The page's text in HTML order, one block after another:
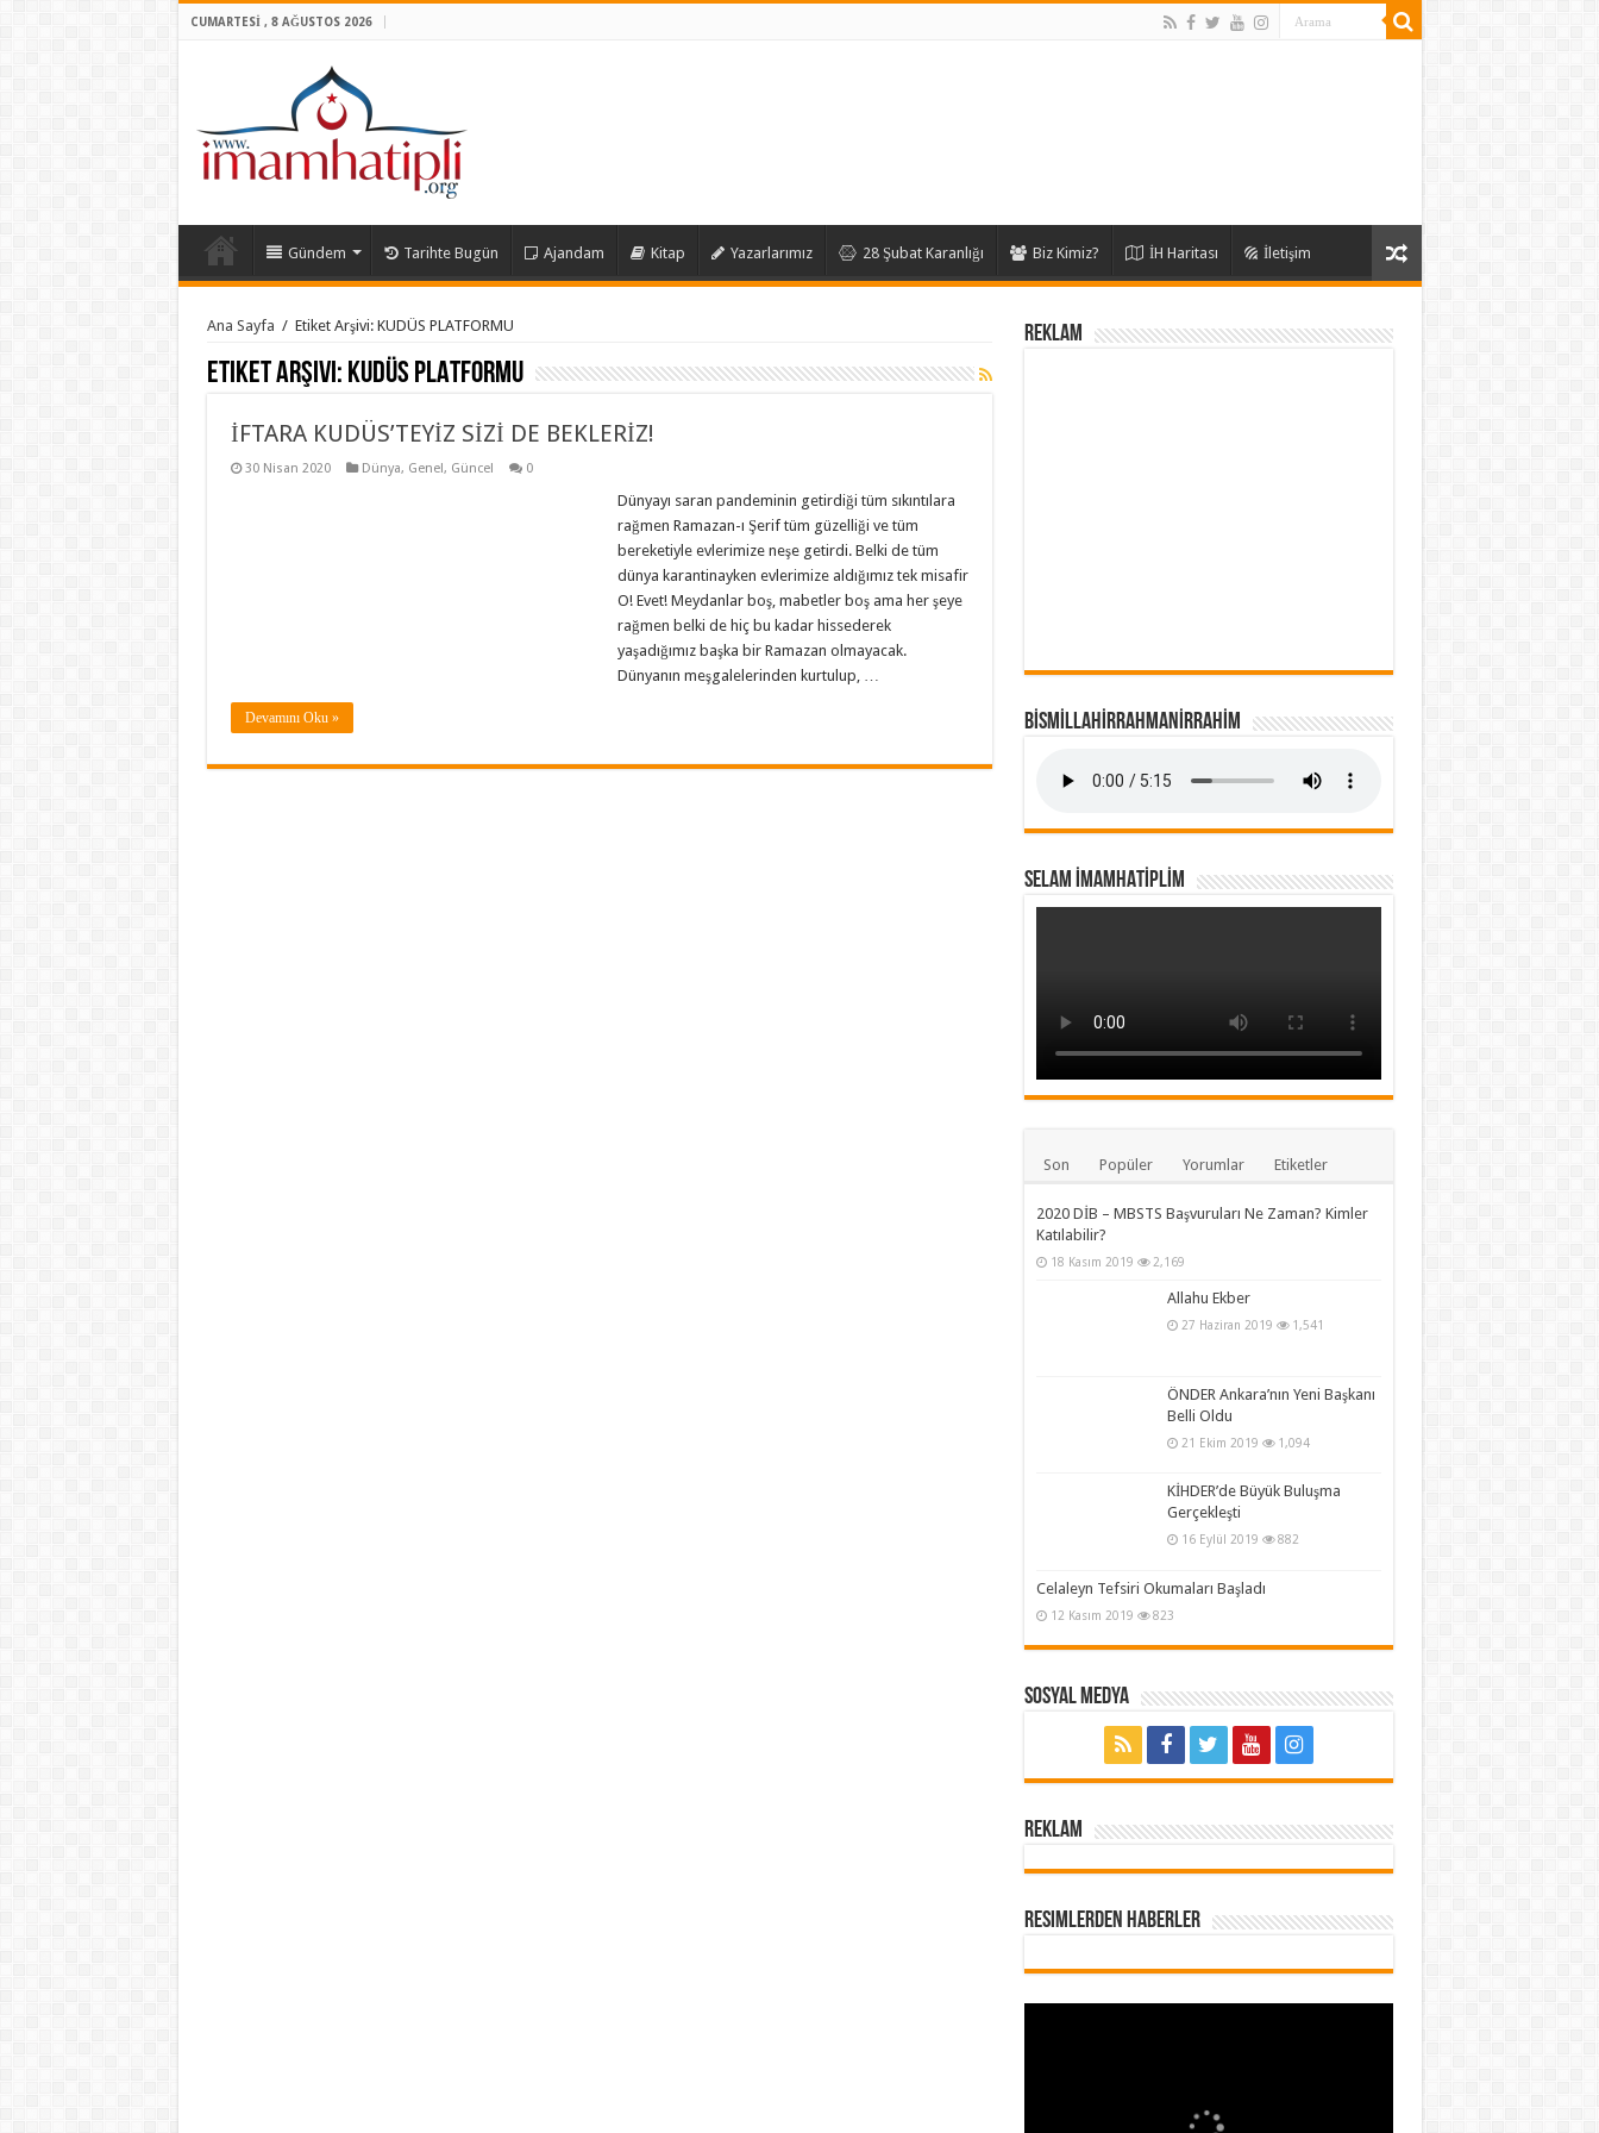
CUMARTESI , 8 AĞUSTOS 2026
Gündem Tarihte Bugün Ajandam Kitap Yazarlarımız 28 Şubat Karanlığı Biz Kimiz? İH Haritası İletişim
Ana Sayfa / Etiket Arşivi: KUDÜS PLATFORMU
Etiket Arşivi: KUDÜS PLATFORMU
İFTARA KUDÜS’TEYİZ SİZİ DE BEKLERİZ!
30 Nisan 2020 Dünya, Genel, Güncel 0
Dünyayı saran pandeminin getirdiği tüm sıkıntılara
rağmen Ramazan-ı Şerif tüm güzelliği ve tüm
bereketiyle evlerimize neşe getirdi. Belki de tüm
dünya karantinayken evlerimize aldığımız tek misafir
O! Evet! Meydanlar boş, mabetler boş ama her şeye
rağmen belki de hiç bu kadar hissederek
yaşadığımız başka bir Ramazan olmayacak.
Dünyanın meşgalelerinden kurtulup, …
Devamını Oku »
REKLAM
BİSMİLLAHİRRAHMANİRRAHİM
SELAM İMAMHATİPLİM
Son Popüler Yorumlar Etiketler
2020 DİB – MBSTS Başvuruları Ne Zaman? Kimler
Katılabilir?
18 Kasım 2019 2,169
Allahu Ekber
27 Haziran 2019 1,541
ÖNDER Ankara’nın Yeni Başkanı
Belli Oldu
21 Ekim 2019 1,094
KİHDER’de Büyük Buluşma
Gerçekleşti
16 Eylül 2019 882
Celaleyn Tefsiri Okumaları Başladı
12 Kasım 2019 823
Sosyal Medya
REKLAM
Resimlerden Haberler